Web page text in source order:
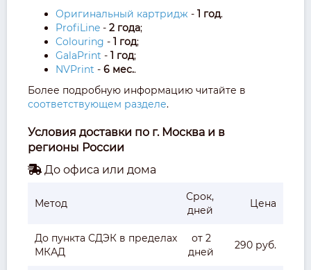
Оригинальный картридж - 1 год.
ProfiLine - 2 года;
Colouring - 1 год;
GalaPrint - 1 год;
NVPrint - 6 мес..
Более подробную информацию читайте в
соответствующем разделе.
Условия доставки по г. Москва и в
регионы России
До офиса или дома
Метод
Срок,
дней
Цена
До пункта СДЭК в пределах
МКАД
от 2
дней
290 руб.